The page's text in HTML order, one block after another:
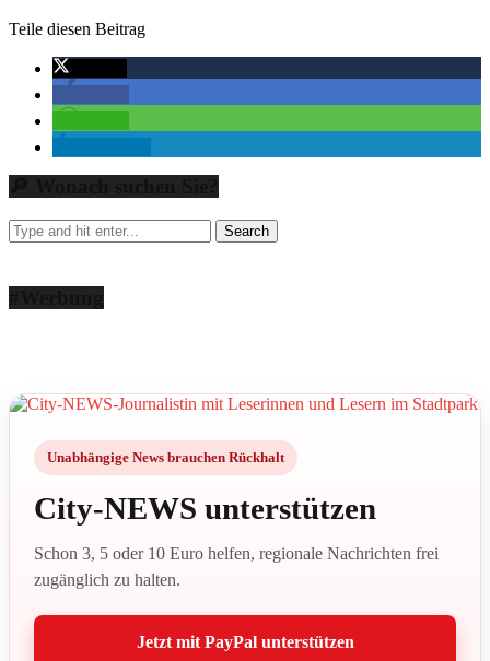
Teile diesen Beitrag
Unabhängige News brauchen Rückhalt
City-NEWS unterstützen
Schon 3, 5 oder 10 Euro helfen, regionale Nachrichten frei
zugänglich zu halten.
Jetzt mit PayPal unterstützen